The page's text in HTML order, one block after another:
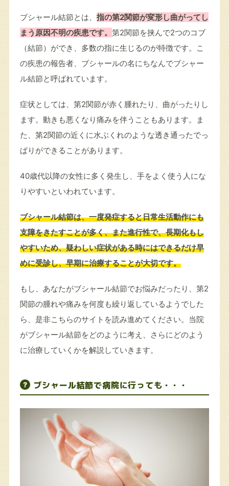
ブシャール結節とは、 指の第2関節が変形し曲がってし
まう原因不明の疾患です。 第2関節を挟んで2つのコブ
（結節）ができ、多数の指に生じるのが特徴です。こ
の疾患の報告者、ブシャールの名にちなんでブシャー
ル結節と呼ばれています。
症状としては、第2関節が赤く腫れたり、曲がったりし
ます。動きも悪くなり痛みを伴うこともあります。ま
た、第2関節の近くに水ぶくれのような透き通ったでっ
ぱりができることがあります。
40歳代以降の女性に多く発生し、手をよく使う人にな
りやすいといわれています。
ブシャール結節は、一度発症すると日常生活動作にも
支障をきたすことが多く、また進行性で、長期化もし
やすいため、疑わしい症状がある時にはできるだけ早
めに受診し、早期に治療することが大切です。
もし、あなたがブシャール結節でお悩みだったり、第2
関節の腫れや痛みを何度も繰り返しているようでした
ら、是非こちらのサイトを読み進めてください。当院
がブシャール結節をどのように考え、さらにどのよう
に治療していくかを解説していきます。
ブシャール結節で病院に行っても・・・